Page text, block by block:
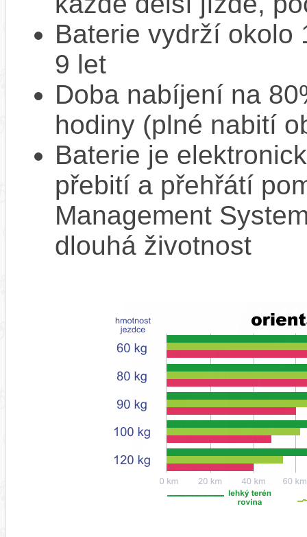
Baterie vydrží okolo
9 let
Doba nabíjení na
hodiny (plné nabití
Baterie je
přebití a přehřátí
Management
dlouhá životnost